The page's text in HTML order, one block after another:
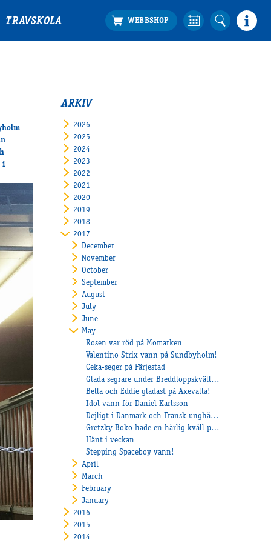
TRAVSKOLA
i
ARKIV
2026
2025
2024
2023
2022
2021
2020
2019
2018
2017
December
November
October
September
August
July
June
May
Rosen var röd på Momarken
Valentino Strix vann på Sundbyholm!
Ceka-seger på Färjestad
Glada segrare under Breddloppskvällen!
Bella och Eddie gladast på Axevalla!
Idol vann för Daniel Karlsson
Dejligt i Danmark och Fransk unghästträning
Gretzky Boko hade en härlig kväll på Mantorp!
Hänt i veckan
Stepping Spaceboy vann!
April
March
February
January
2016
2015
2014